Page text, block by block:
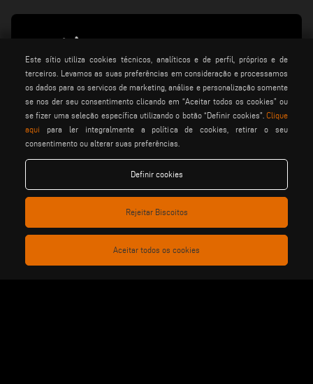
elumatec emmegi
keraglass
motiqa
pladway
someco
stürtz
voilàp
voilàpdigital
Este sítio utiliza cookies técnicos, analíticos e de perfil, próprios e de
terceiros. Levamos as suas preferências em consideração e processamos
os dados para os serviços de marketing, análise e personalização somente
se nos der seu consentimento clicando em “Aceitar todos os cookies” ou
se fizer uma seleção específica utilizando o botão “Definir cookies”. Clique
aqui para ler integralmente a política de cookies, retirar o seu
consentimento ou alterar suas preferências.
Definir cookies
Rejeitar Biscoitos
Aceitar todos os cookies